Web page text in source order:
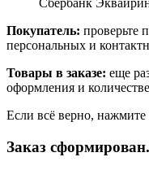
Сбербанк
Покупатель: проверьте
персональных и
Товары в заказе: еще
оформления и
Если всё верно,
Заказ сформирован.